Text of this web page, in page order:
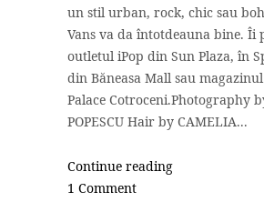
un stil urban, rock, chic sau
Vans va da întotdeauna bine. Îi
outletul iPop din Sun Plaza, în
din Băneasa Mall sau
Palace Cotroceni.Photography
POPESCU Hair by CAMELIA...
Continue reading
1 Comment